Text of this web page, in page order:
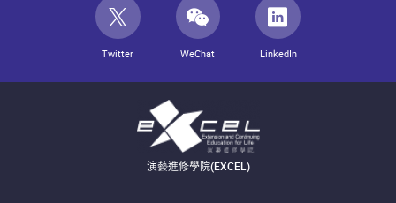
Twitter WeChat LinkedIn
演藝進修學院(EXCEL)